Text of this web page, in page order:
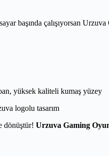
başında çalışıyorsan
yüksek kaliteli kumaş yüzey
logolu tasarım
dönüştür! Urzuva Gaming